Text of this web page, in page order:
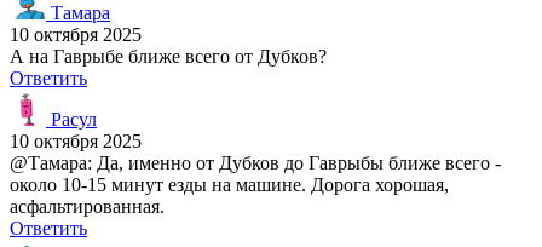
Тамара
10 октября 2025
А на Гаврыбе ближе всего от Дубков?
Ответить
Расул
10 октября 2025
@Тамара: Да, именно от Дубков до Гаврыбы ближе всего -
около 10-15 минут езды на машине. Дорога хорошая,
асфальтированная.
Ответить